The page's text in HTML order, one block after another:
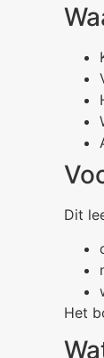
Dit
Het